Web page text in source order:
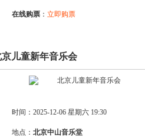
在线购票 ： 立即购票
京儿童新年音乐会
时间：2025-12-06 星期六 19:30
地点： 北京中山音乐堂